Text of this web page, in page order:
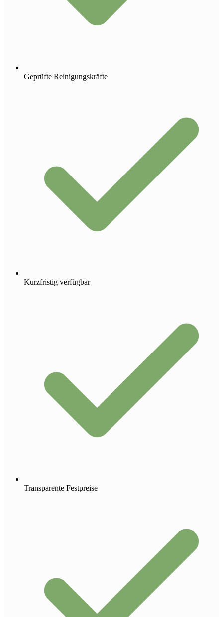
Geprüfte Reinigungskräfte
Kurzfristig verfügbar
Transparente Festpreise